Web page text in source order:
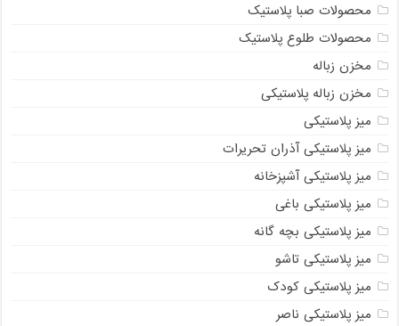
محصولات صبا پلاستیک
محصولات طلوع پلاستیک
مخزن زباله
مخزن زباله پلاستیکی
میز پلاستیکی
میز پلاستیکی آذران تحریرات
میز پلاستیکی آشپزخانه
میز پلاستیکی باغی
میز پلاستیکی بچه گانه
میز پلاستیکی تاشو
میز پلاستیکی کودک
میز پلاستیکی ناصر